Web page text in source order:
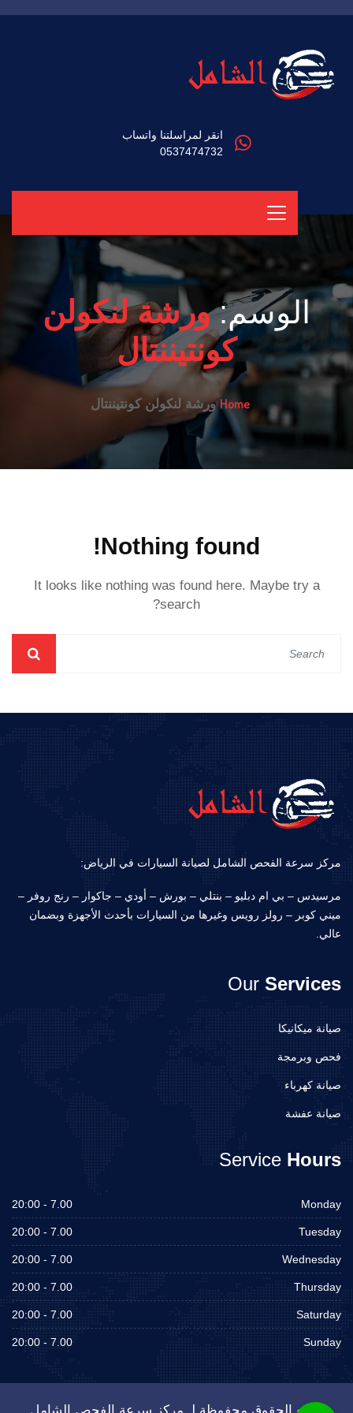
انقر لمراسلتنا واتساب
0537474732
الوسم:ورشة لنكولن
كونتيننتال
Homeورشة لنكولن كونتيننتال
Nothing found!
It looks like nothing was found here. Maybe try a
search?
مركز سرعة الفحص الشامل لصيانة السيارات في الرياض:
مرسيدس – بي ام دبليو – بنتلي – بورش – أودي – جاكوار – رنج روفر –
ميني كوبر – رولز رويس وغيرها من السيارات بأحدث الأجهزة وبضمان
عالي.
Our Services
صيانة ميكانيكا
فحص وبرمجة
صيانة كهرباء
صيانة عفشة
Service Hours
Monday
7.00 - 20:00
Tuesday
7.00 - 20:00
Wednesday
7.00 - 20:00
Thursday
7.00 - 20:00
Saturday
7.00 - 20:00
Sunday
7.00 - 20:00